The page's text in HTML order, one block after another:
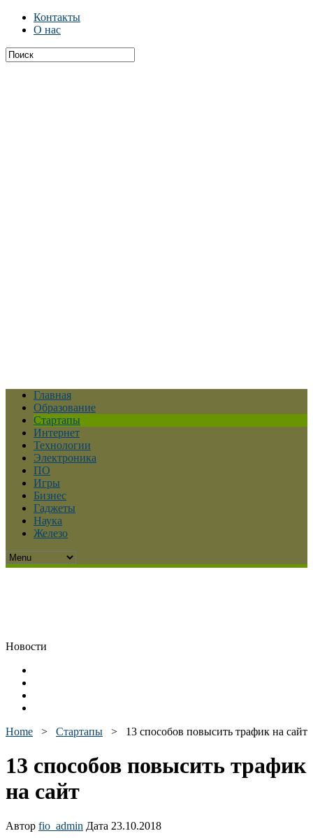
Контакты
О нас
Главная
Образование
Стартапы
Интернет
Технологии
Электроника
ПО
Игры
Бизнес
Гаджеты
Наука
Железо
Новости
Home > Стартапы > 13 способов повысить трафик на сайт
13 способов повысить трафик
на сайт
Автор fio_admin Дата 23.10.2018